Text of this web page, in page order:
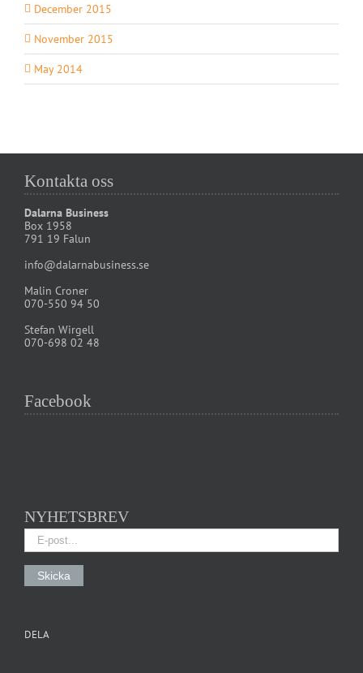
December 2015
November 2015
May 2014
Kontakta oss
Dalarna Business
Box 1958
791 19 Falun
info@dalarnabusiness.se
Malin Croner
070-550 94 50
Stefan Wirgell
070-698 02 48
Facebook
NYHETSBREV
DELA